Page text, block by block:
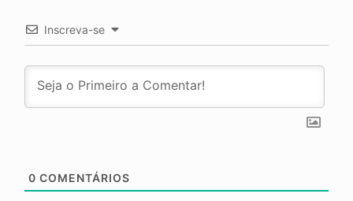
Inscreva-se
0 COMENTÁRIOS